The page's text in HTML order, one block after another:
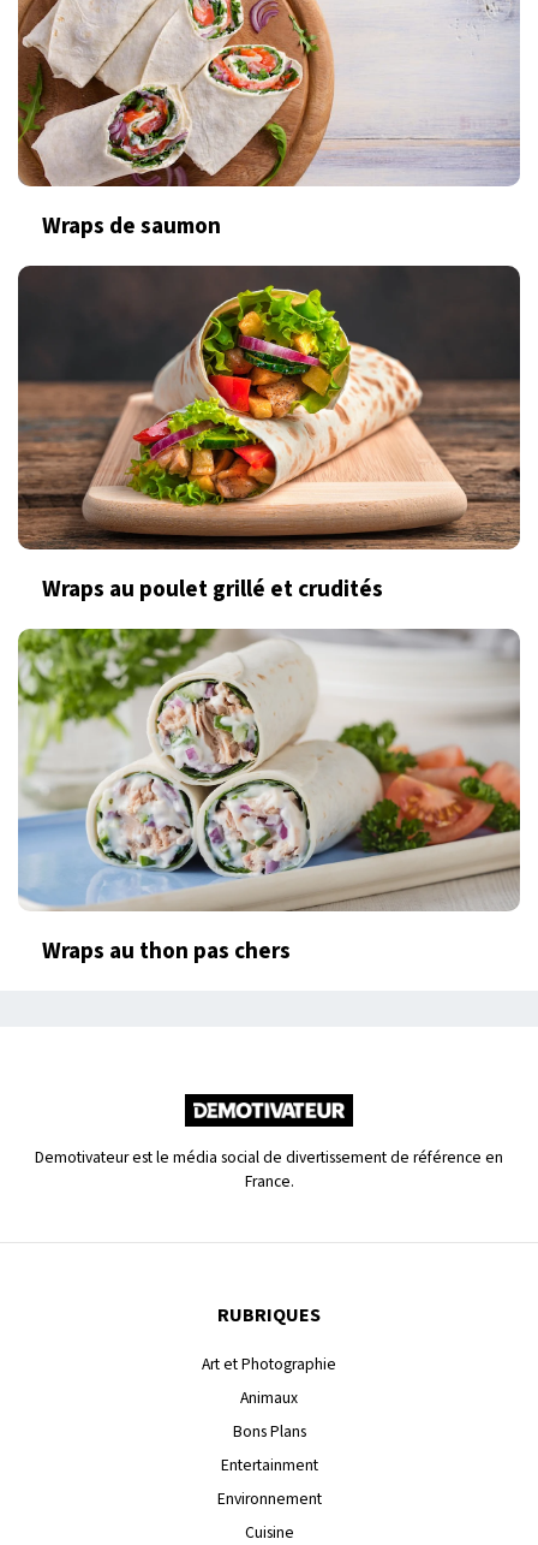
Wraps de saumon
Wraps au poulet grillé et crudités
Wraps au thon pas chers
Demotivateur est le média social de divertissement de référence en
France.
RUBRIQUES
Art et Photographie
Animaux
Bons Plans
Entertainment
Environnement
Cuisine